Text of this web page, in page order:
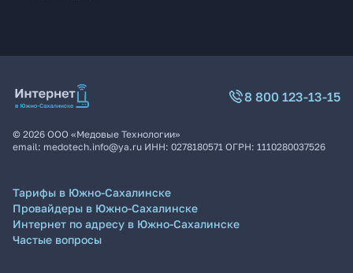
8 800 123-13-15
© 2026 ООО «Медовые Технологии»
email: medotech.info@ya.ru ИНН: 0278180571 ОГРН: 1110280037526
Тарифы в Южно-Сахалинске
Провайдеры в Южно-Сахалинске
Интернет по адресу в Южно-Сахалинске
Частые вопросы